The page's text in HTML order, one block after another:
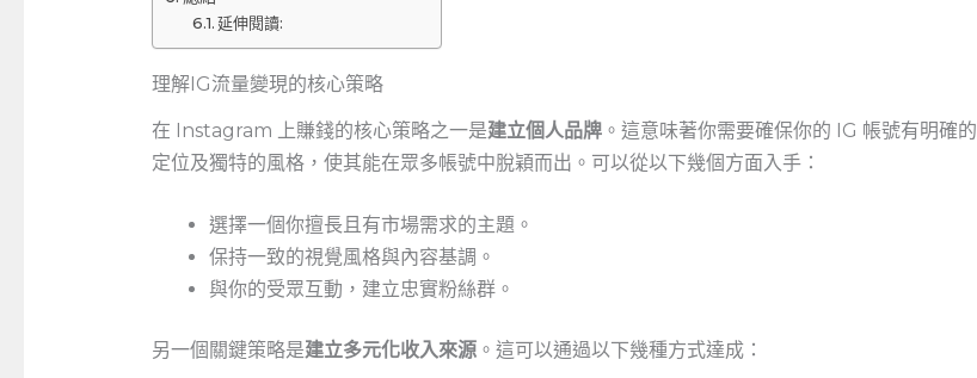
延伸閱讀:
理解IG流量變現的核心策略
在 Instagram 上賺錢的核心策略之一是建立個人品牌。這意味著你需要確保你的 ‍IG 帳號有明確的
定位及獨特的風格，使其能在眾多帳號中脫穎而出。可以從以下幾個方面入手：
選擇一個你擅長且有市場需求的主題。
保持一致的視覺風格與內容基調。
與你的受眾互動，建立忠實粉絲群。
另一個關鍵策略是建立多元化收入來源。這可以通過以下幾種方式達成：